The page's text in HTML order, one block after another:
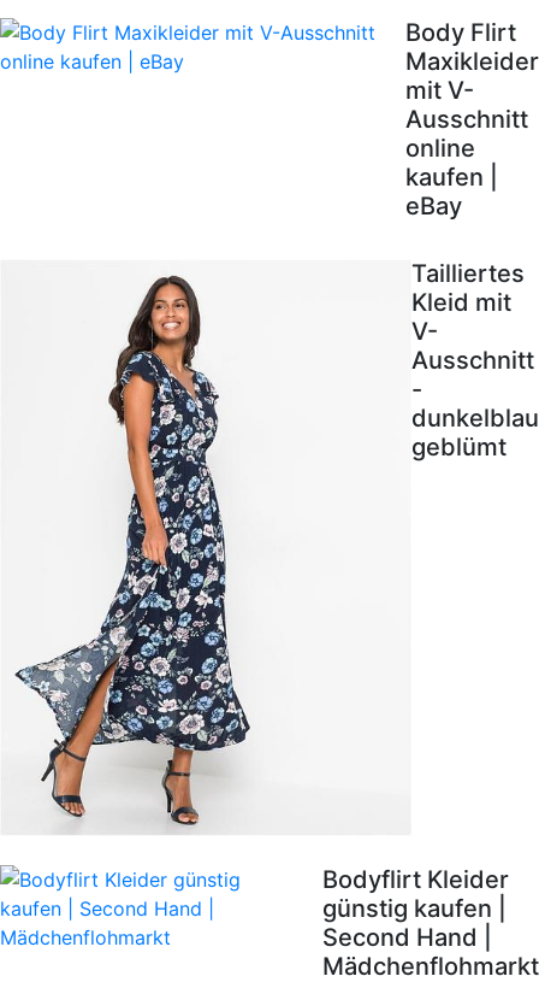
Body Flirt
Maxikleider
mit V-
Ausschnitt
online
kaufen |
eBay
Tailliertes
Kleid mit
V-
Ausschnitt
-
dunkelblau
geblümt
Bodyflirt Kleider
günstig kaufen |
Second Hand |
Mädchenflohmarkt